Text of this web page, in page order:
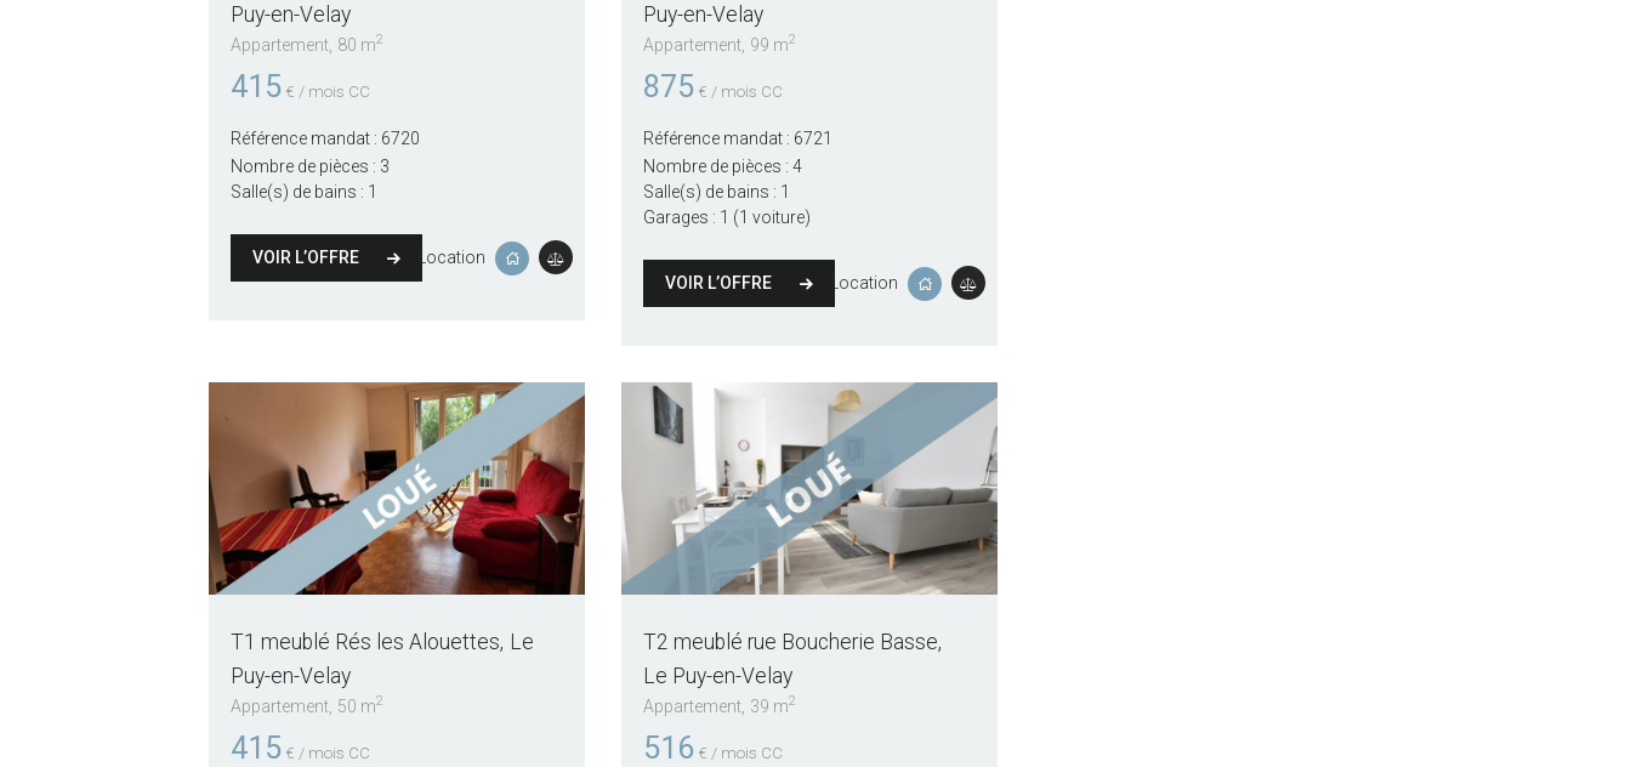
Puy-en-Velay
Appartement 80 m2
415 € / mois CC
Référence mandat : 6720
Nombre de pièces : 3
Salle(s) de bains : 1
VOIR L’OFFRE Location
Puy-en-Velay
Appartement 99 m2
875 € / mois CC
Référence mandat : 6721
Nombre de pièces : 4
Salle(s) de bains : 1
Garages : 1 (1 voiture)
VOIR L’OFFRE Location
T1 meublé Rés les Alouettes Le
Puy-en-Velay
Appartement 50 m2
415 € / mois CC
T2 meublé rue Boucherie Basse
Le Puy-en-Velay
Appartement 39 m2
516 € / mois CC